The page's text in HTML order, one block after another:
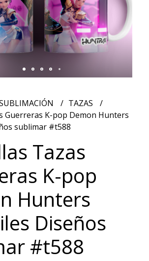
TAZAS
Guerreras K-pop Demon Hunters
sublimar #t588
Tazas
K-pop
Hunters
Diseños
#t588